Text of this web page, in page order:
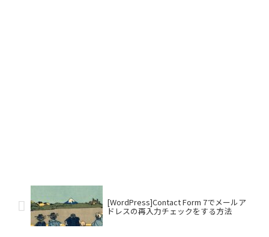
[WordPress]Contact Form 7でメールア
ドレスの再入力チェックをする方法